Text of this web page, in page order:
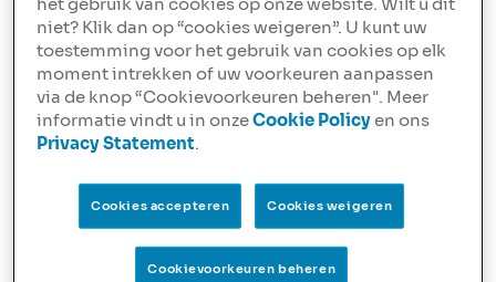
Partnerschap met NIBC
Toen Panattoni zich in Nederland vestigde, waren ze op
zoek naar een financiële partner die hun ambitieuze
drijfveer begreep. Niels Heijndijk, Finance &
Operations Manager bij Panattoni Nederland & Belgie,
merkte op: "We kozen voor NIBC vanwege hun
ondernemende geest. Ze begrijpen waar wij, als klant,
naar op zoek zijn. Ze hebben net als wij kleine,
gespecialiseerde teams, en ze hebben een goed begrip
van logistiek en havengebonden vastgoed."
het gebruik van cookies op onze website. Wilt u dit
niet? Klik dan op “cookies weigeren”. U kunt uw
toestemming voor het gebruik van cookies op elk
moment intrekken of uw voorkeuren aanpassen
via de knop “Cookievoorkeuren beheren". Meer
informatie vindt u in onzeCookie Policyen ons
Privacy Statement.
Cookies accepteren Cookies weigeren
Cookievoorkeuren beheren